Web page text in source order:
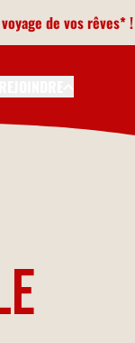
de vos rêves* !